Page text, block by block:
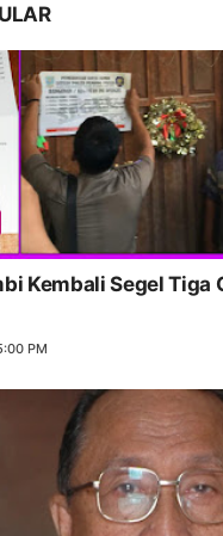
Kembali Segel Tiga
PM